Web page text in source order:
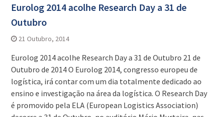
Eurolog 2014 acolhe Research Day a 31 de
Outubro
21 Outubro, 2014
Eurolog 2014 acolhe Research Day a 31 de Outubro 21 de
Outubro de 2014 O Eurolog 2014, congresso europeu de
logística, irá contar com um dia totalmente dedicado ao
ensino e investigação na área da logística. O Research Day
é promovido pela ELA (European Logistics Association)